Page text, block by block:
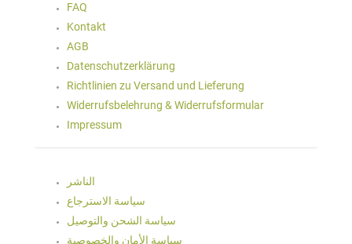
FAQ
Kontakt
AGB
Datenschutzerklärung
Richtlinien zu Versand und Lieferung
Widerrufsbelehrung & Widerrufsformular
Impressum
الناشر
سياسة الاسترجاع
سياسة الشحن والتوصيل
سياسة الأمان والخصوصية